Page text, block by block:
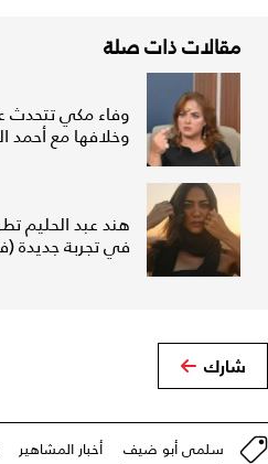
مقالات ذات صلة
وفاء مكي تتحدث
وخلافها مع
هند عبد الحليم
في تجربة جديدة
شارك
سلمى أبو ضيف أخبار المشاهير